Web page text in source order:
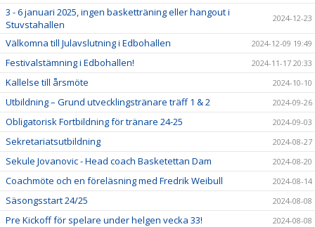
3 - 6 januari 2025, ingen basketträning eller hangout i
Stuvstahallen
2024-12-23
Välkomna till Julavslutning i Edbohallen 2024-12-09 19:49
Festivalstämning i Edbohallen! 2024-11-17 20:33
Kallelse till årsmöte 2024-10-10
Utbildning – Grund utvecklingstränare träff 1 & 2 2024-09-26
Obligatorisk Fortbildning för tränare 24-25 2024-09-03
Sekretariatsutbildning 2024-08-27
Sekule Jovanovic - Head coach Basketettan Dam 2024-08-20
Coachmöte och en föreläsning med Fredrik Weibull 2024-08-14
Säsongsstart 24/25 2024-08-08
Pre Kickoff för spelare under helgen vecka 33! 2024-08-08